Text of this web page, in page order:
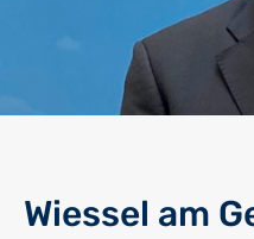
Wiessel am